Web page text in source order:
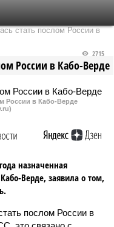
стать послом России в
России в Кабо-Верде
2715
России в Кабо-Верде
назначенная
Верде, заявила о том,
послом России в